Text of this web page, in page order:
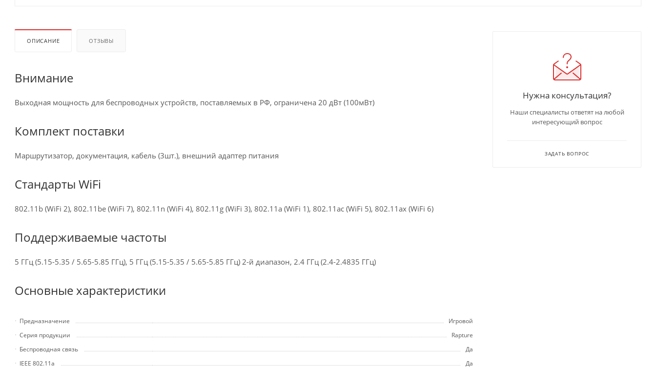
ОПИСАНИЕ ОТЗЫВЫ
Внимание
Выходная мощность для беспроводных устройств, поставляемых в РФ, ограничена 20 дВт (100мВт)
Комплект поставки
Маршрутизатор, документация, кабель (3шт.), внешний адаптер питания
Стандарты WiFi
802.11b (WiFi 2), 802.11be (WiFi 7), 802.11n (WiFi 4), 802.11g (WiFi 3), 802.11a (WiFi 1), 802.11ac (WiFi 5), 802.11ax (WiFi 6)
Поддерживаемые частоты
5 ГГц (5.15-5.35 / 5.65-5.85 ГГц), 5 ГГц (5.15-5.35 / 5.65-5.85 ГГц) 2-й диапазон, 2.4 ГГц (2.4-2.4835 ГГц)
Основные характеристики
Предназначение
Игровой
Серия продукции
Rapture
Беспроводная связь
Да
IEEE 802.11a
Да
Нужна консультация?
Наши специалисты ответят на любой
интересующий вопрос
ЗАДАТЬ ВОПРОС